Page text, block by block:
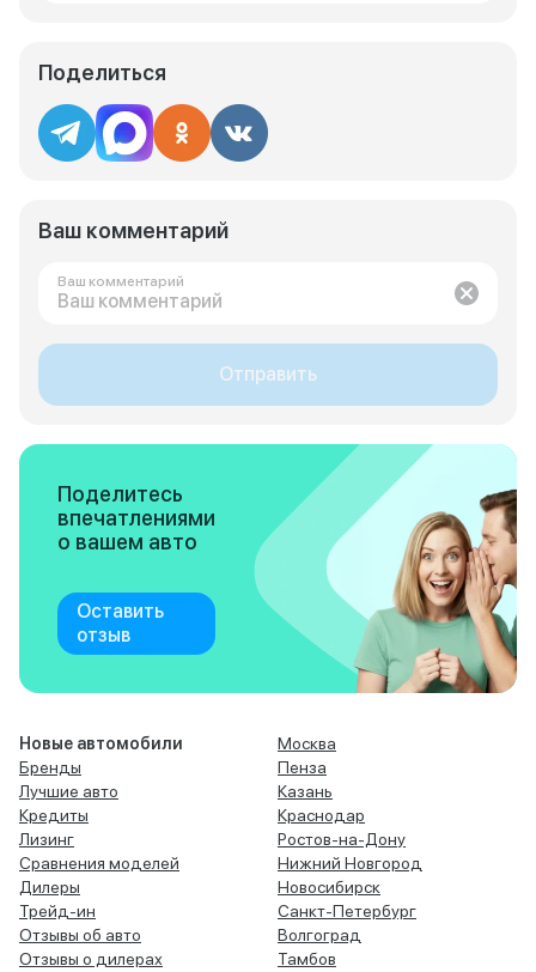
Поделиться
Ваш комментарий
Ваш комментарий
Отправить
Поделитесь
впечатлениями
о вашем авто
Оставить
отзыв
Новые автомобили
Бренды
Лучшие авто
Кредиты
Лизинг
Сравнения моделей
Дилеры
Трейд-ин
Отзывы об авто
Отзывы о дилерах
Москва
Пенза
Казань
Краснодар
Ростов-на-Дону
Нижний Новгород
Новосибирск
Санкт-Петербург
Волгоград
Тамбов